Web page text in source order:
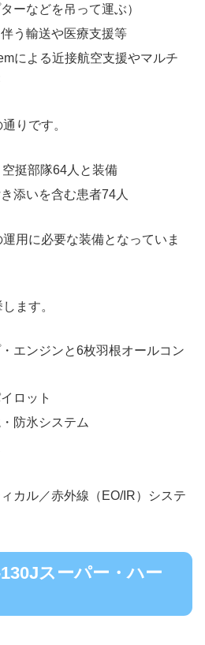
ーなどを吊って運ぶ）
う輸送や医療支援等
による近接航空支援やマルチ
りです。
挺部隊64人と装備
添いを含む患者74人
用に必要な装備となっていま
ます。
エンジンと6枚羽根オールコン
ロット
防氷システム
カル／赤外線（EO/IR）システ
スーパー・ハー